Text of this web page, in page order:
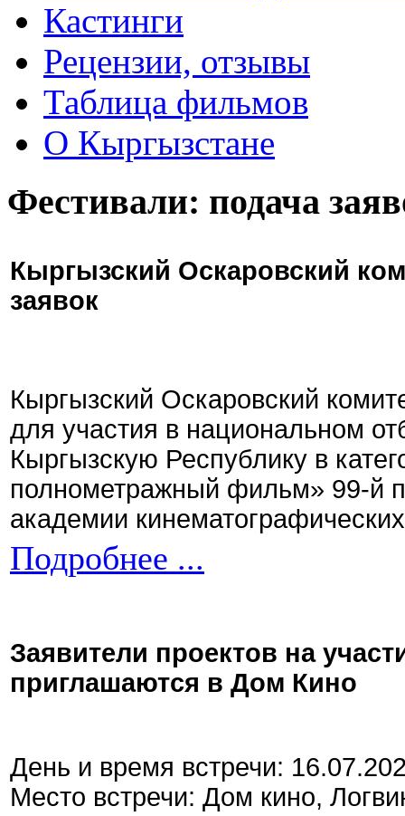
Кастинги
Рецензии, отзывы
Таблица фильмов
О Кыргызстане
Фестивали: подача
Кыргызский Оскаровский
заявок
Кыргызский Оскаровский
для участия в национальном
Кыргызскую Республику в
полнометражный фильм» 99-й
академии
Подробнее ...
Заявители проектов на
приглашаются в Дом Кино
День и время встречи:
Место встречи: Дом кино,